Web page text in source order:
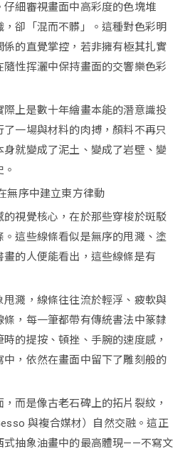
細審視畫面中高彩度的色塊堆
卻「混而不髒」。這種對色彩明
的直覺掌控，若非擁有極其扎實
性挥灑中保持畫面的交響樂色彩
上是數十年繪畫本能的潛意識投
一場與材料的肉搏，顏料不再只
就變成了泥土、變成了岩壁、變
無序中建立東方律動
的視覺核心，在於那些穿梭於斑駁
這些線條看似是無序的甩濺、塗
的人便能看出，這些線條是有
濺，線條往往流於輕浮、疲軟與
，每一筆都帶有傳統書法中篆隸
的提按、頓挫、手腕的速度感，
，依然在畫面中留下了雕刻般的
而是像古老石碑上的拓片裂紋，
與複合媒材）自然交融。這正
式抽象油畫中的最高體現——不寫文